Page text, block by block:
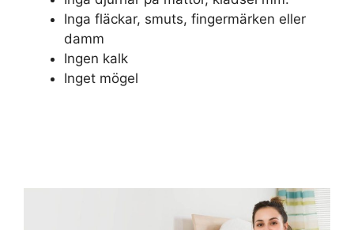
Inga fläckar, smuts, fingermärken eller
damm
Ingen kalk
Inget mögel